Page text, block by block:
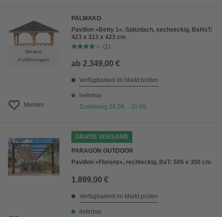
Weitere
Ausführungen
Merken
PALMAKO
Pavillon »Betty 1«, Spitzdach, sechseckig, BxHxT:
423 x 313 x 423 cm
(1)
ab 2.349,00 €
Verfügbarkeit im Markt prüfen
lieferbar
Zustellung 28.09. - 30.09.
GRATIS VERSAND
PARAGON OUTDOOR
Pavillon »Florenz«, rechteckig, BxT: 505 x 350 cm
1.899,00 €
Verfügbarkeit im Markt prüfen
lieferbar